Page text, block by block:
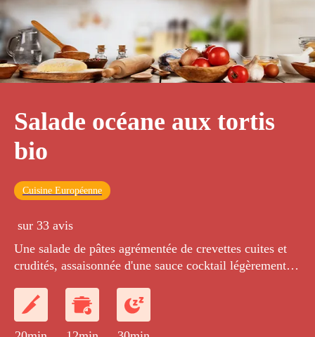
Salade océane aux tortis
bio
Cuisine Européenne
sur 33 avis
Une salade de pâtes agrémentée de crevettes cuites et
crudités, assaisonnée d'une sauce cocktail légèrement